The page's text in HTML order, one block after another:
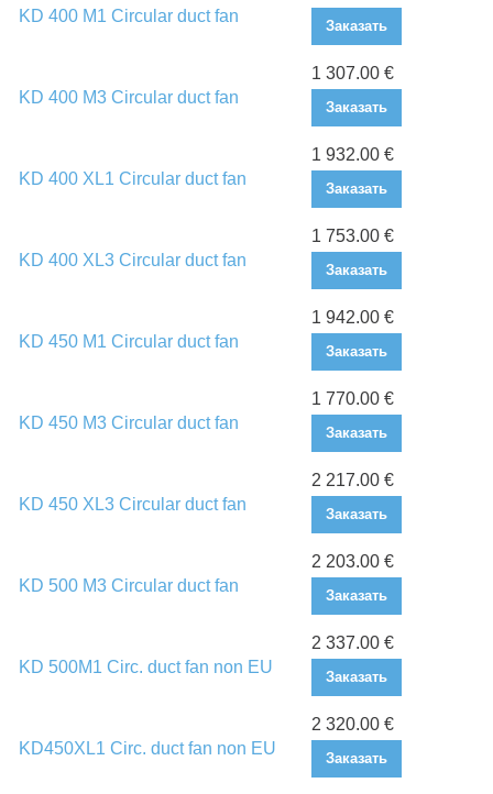
KD 400 M1 Circular duct fan
Заказать
KD 400 M3 Circular duct fan
1 307.00 €
Заказать
KD 400 XL1 Circular duct fan
1 932.00 €
Заказать
KD 400 XL3 Circular duct fan
1 753.00 €
Заказать
KD 450 M1 Circular duct fan
1 942.00 €
Заказать
KD 450 M3 Circular duct fan
1 770.00 €
Заказать
KD 450 XL3 Circular duct fan
2 217.00 €
Заказать
KD 500 M3 Circular duct fan
2 203.00 €
Заказать
KD 500M1 Circ. duct fan non EU
2 337.00 €
Заказать
KD450XL1 Circ. duct fan non EU
2 320.00 €
Заказать